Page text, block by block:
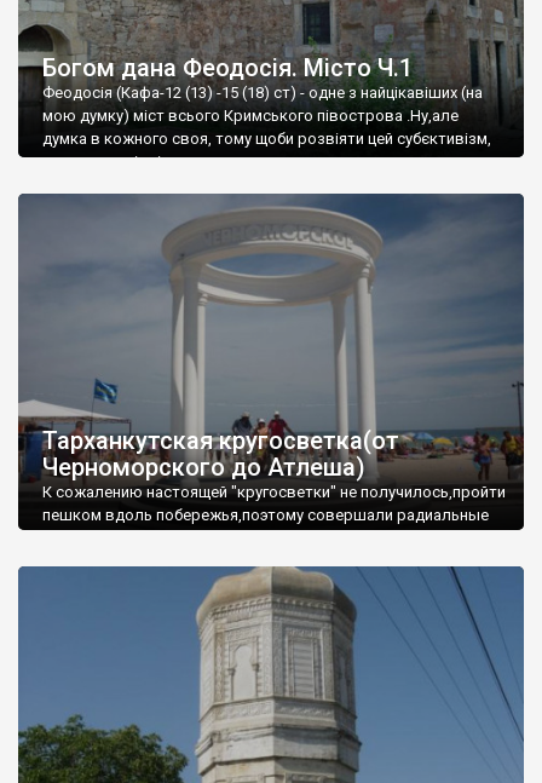
Богом дана Феодосія. Місто Ч.1
Феодосія (Кафа-12 (13) -15 (18) ст) - одне з найцікавіших (на
мою думку) міст всього Кримського півострова .Ну,але
думка в кожного своя, тому щоби розвіяти цей субєктивізм,
запрошую відвідати це
Тарханкутская кругосветка(от
Черноморского до Атлеша)
К сожалению настоящей "кругосветки" не получилось,пройти
пешком вдоль побережья,поэтому совершали радиальные